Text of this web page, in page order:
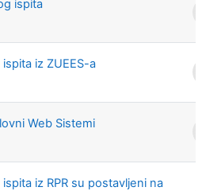
ispita
iz ZUEES-a
Web Sistemi
iz RPR su postavljeni na